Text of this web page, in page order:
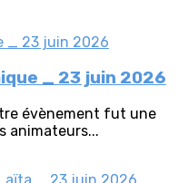
_ 23 juin 2026
évènement fut une
animateurs...